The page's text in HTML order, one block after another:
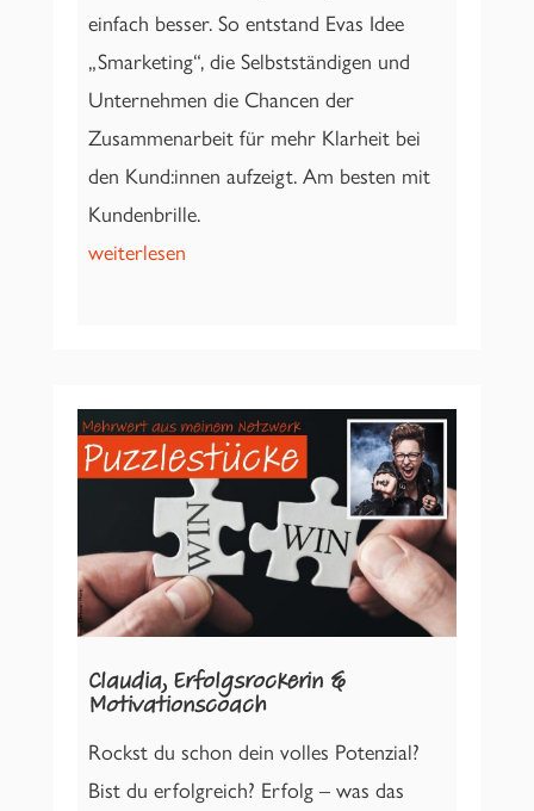
einfach besser. So entstand Evas Idee
„Smarketing“, die Selbstständigen und
Unternehmen die Chancen der
Zusammenarbeit für mehr Klarheit bei
den Kund:innen aufzeigt. Am besten mit
Kundenbrille.
weiterlesen
Claudia, Erfolgsrockerin &
Motivationscoach
Rockst du schon dein volles Potenzial?
Bist du erfolgreich? Erfolg – was das